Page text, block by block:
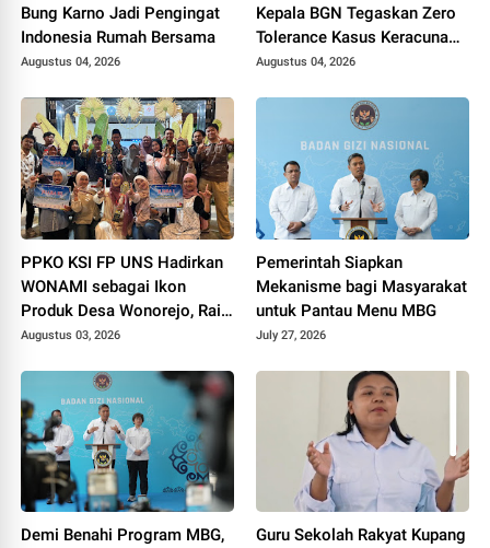
Bung Karno Jadi Pengingat
Indonesia Rumah Bersama
Augustus 04, 2026
Kepala BGN Tegaskan Zero
Tolerance Kasus Keracunan
MBG
Augustus 04, 2026
PPKO KSI FP UNS Hadirkan
WONAMI sebagai Ikon
Produk Desa Wonorejo, Raih
Tiga Penghargaan di
Augustus 03, 2026
Pemerintah Siapkan
Mekanisme bagi Masyarakat
untuk Pantau Menu MBG
July 27, 2026
Demi Benahi Program MBG,
Guru Sekolah Rakyat Kupang